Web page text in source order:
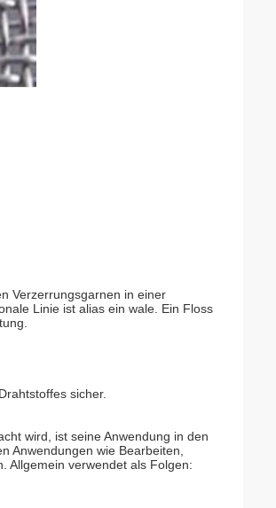
Verzerrungsgarnen in einer
Linie ist alias ein wale. Ein Floss
sicher.
wird, ist seine Anwendung in den
Anwendungen wie Bearbeiten,
Allgemein verwendet als Folgen: